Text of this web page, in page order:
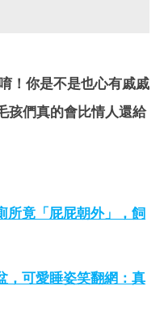
！你是不是也心有戚戚
孩們真的會比情人還給
所竟「屁屁朝外」，飼
，可愛睡姿笑翻網：真